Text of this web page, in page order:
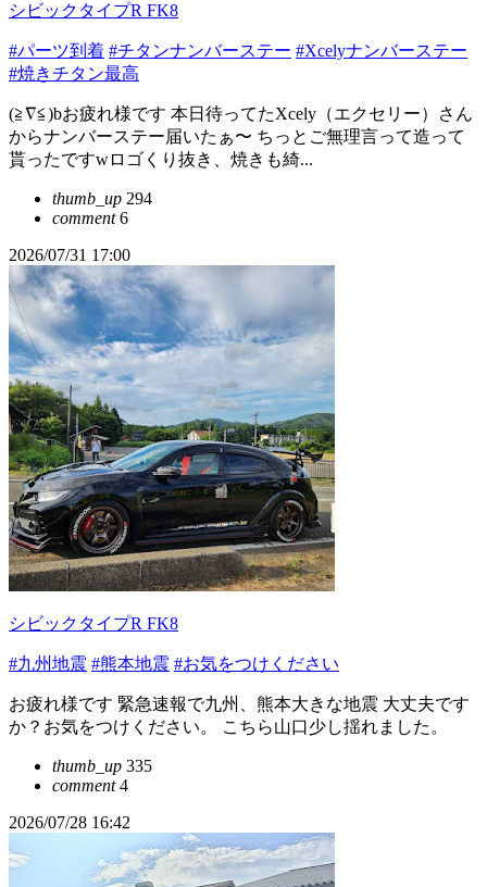
シビックタイプR FK8
#パーツ到着 #チタンナンバーステー #Xcelyナンバーステー
#焼きチタン最高
(≧∇≦)bお疲れ様です 本日待ってたXcely（エクセリー）さん
からナンバーステー届いたぁ〜 ちっとご無理言って造って
貰ったですwロゴくり抜き、焼きも綺...
thumb_up 294
comment6
2026/07/31 17:00
シビックタイプR FK8
#九州地震 #熊本地震 #お気をつけください
お疲れ様です 緊急速報で九州、熊本大きな地震 大丈夫です
か？お気をつけください。 こちら山口少し揺れました。
thumb_up 335
comment4
2026/07/28 16:42